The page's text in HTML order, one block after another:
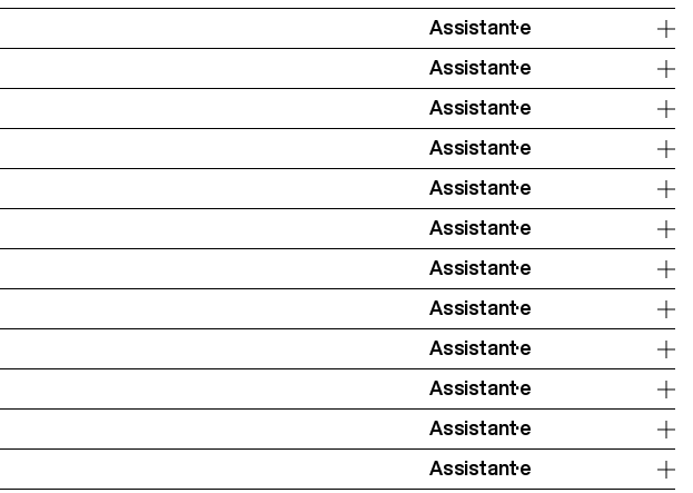
Assistant·e
Assistant·e
Assistant·e
Assistant·e
Assistant·e
Assistant·e
Assistant·e
Assistant·e
Assistant·e
Assistant·e
Assistant·e
Assistant·e